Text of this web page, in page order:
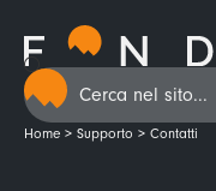
Home > Supporto > Contatti